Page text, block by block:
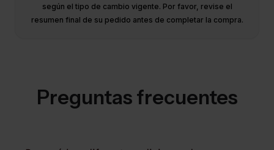
según el tipo de cambio vigente. Por favor, revise el
resumen final de su pedido antes de completar la compra.
Preguntas frecuentes